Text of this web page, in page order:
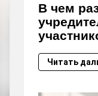
В чем
Читать